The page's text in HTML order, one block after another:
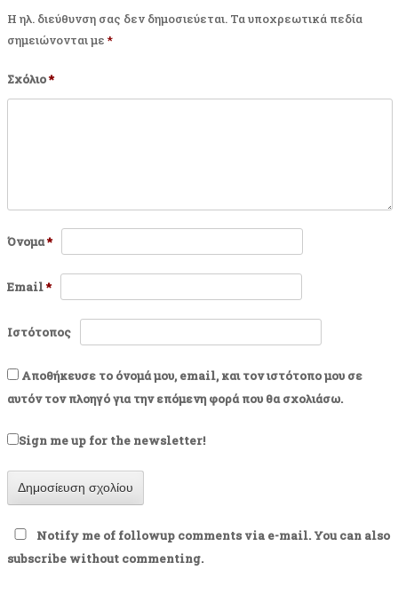
Η ηλ. διεύθυνση σας δεν δημοσιεύεται. Τα υποχρεωτικά πεδία
σημειώνονται με *
Σχόλιο*
Όνομα*
Email*
Ιστότοπος
Αποθήκευσε το όνομά μου, email, και τον ιστότοπο μου σε
αυτόν τον πλοηγό για την επόμενη φορά που θα σχολιάσω.
Sign me up for the newsletter!
Notify me of followup comments via e-mail. You can also
subscribe without commenting.